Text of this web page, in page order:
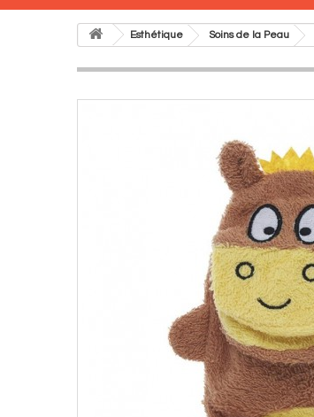
Esthétique Soins de la Peau